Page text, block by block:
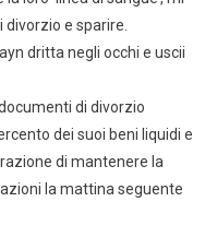
e sparire.
dritta negli occhi e uscii
di divorzio
dei suoi beni liquidi e
di mantenere la
la mattina seguente